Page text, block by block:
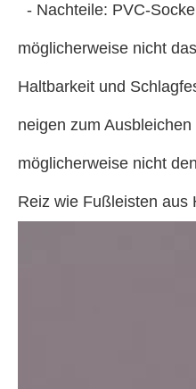
- Nachteile: PVC-
möglicherweise nicht
Haltbarkeit und
neigen zum
möglicherweise nicht
Reiz wie Fußleisten aus